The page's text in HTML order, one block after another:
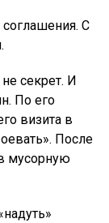
соглашения. С
секрет. И
По его
визита в
После
мусорную